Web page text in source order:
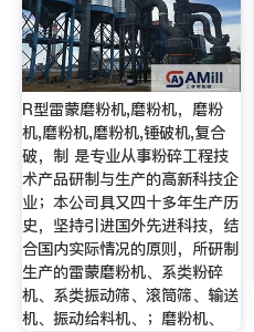
R型雷蒙磨粉机,磨粉机，磨粉
机,磨粉机,磨粉机,锤破机,复合
破，制 是专业从事粉碎工程技
术产品研制与生产的高新科技企
业；本公司具又四十多年生产历
史，坚持引进国外先进科技，结
合国内实际情况的原则，所研制
生产的雷蒙磨粉机、系类粉碎
机、系类振动筛、滚筒筛、输送
机、振动给料机、；磨粉机、